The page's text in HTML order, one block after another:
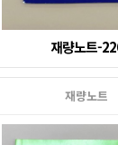
재량노트-
재량노트